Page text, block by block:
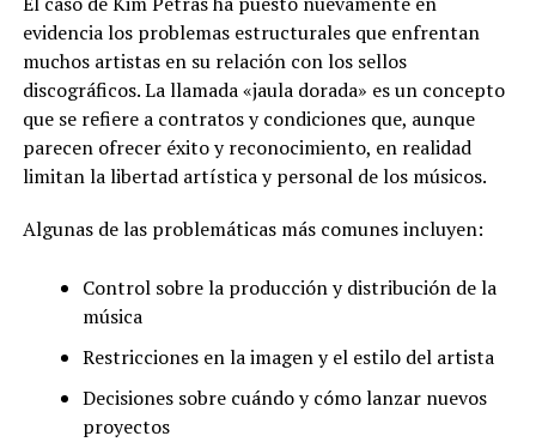
evidencia los problemas estructurales que enfrentan
muchos artistas en su relación con los sellos
discográficos. La llamada «jaula dorada» es un concepto
que se refiere a contratos y condiciones que, aunque
parecen ofrecer éxito y reconocimiento, en realidad
limitan la libertad artística y personal de los músicos.
Algunas de las problemáticas más comunes incluyen:
Control sobre la producción y distribución de la
música
Restricciones en la imagen y el estilo del artista
Decisiones sobre cuándo y cómo lanzar nuevos
proyectos